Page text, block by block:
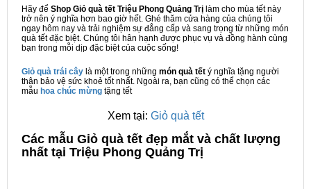
Hãy để Shop Giỏ quà tết Triệu Phong Quảng Trị làm cho mùa tết này
trở nên ý nghĩa hơn bao giờ hết. Ghé thăm cửa hàng của chúng tôi
ngay hôm nay và trải nghiệm sự đẳng cấp và sang trọng từ những món
quà tết đặc biệt. Chúng tôi hân hạnh được phục vụ và đồng hành cùng
bạn trong mỗi dịp đặc biệt của cuộc sống!
Giỏ quà trái cây là một trong những món quà tết ý nghĩa tặng người
thân bảo vệ sức khoẻ tốt nhất. Ngoài ra, bạn cũng có thể chọn các
mẫu hoa chúc mừng tặng tết
Xem tại: Giỏ quà tết
Các mẫu Giỏ quà tết đẹp mắt và chất lượng
nhất tại Triệu Phong Quảng Trị